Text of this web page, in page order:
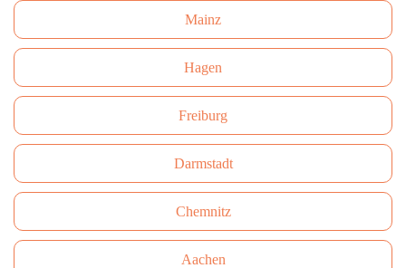
Mainz
Hagen
Freiburg
Darmstadt
Сhemnitz
Aachen